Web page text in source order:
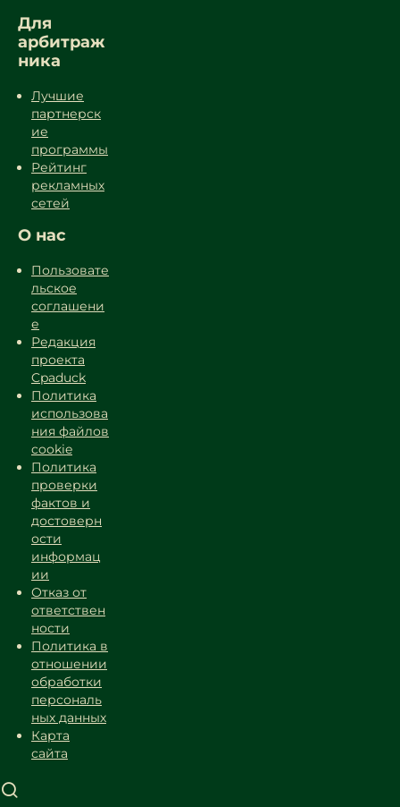
Для
арбитраж
ника
Лучшие
партнерск
ие
программы
Рейтинг
рекламных
сетей
О нас
Пользовате
льское
соглашени
е
Редакция
проекта
Cpaduck
Политика
использова
ния файлов
cookie
Политика
проверки
фактов и
достоверн
ости
информац
ии
Отказ от
ответствен
ности
Политика в
отношении
обработки
персональ
ных данных
Карта
сайта